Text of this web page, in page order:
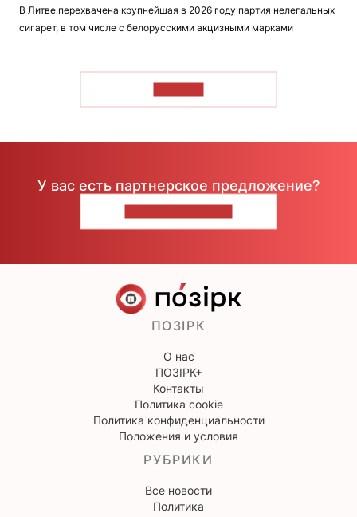
В Литве перехвачена крупнейшая в 2026 году партия нелегальных
сигарет, в том числе с белорусскими акцизными марками
У вас есть партнерское предложение?
ПОЗІРК
О нас
ПОЗІРК+
Контакты
Политика cookie
Политика конфиденциальности
Положения и условия
РУБРИКИ
Все новости
Политика